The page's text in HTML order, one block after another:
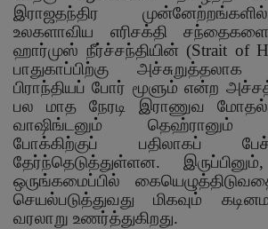
இராஜதந்திர
உலகளாவிய எரிசக்தி
ஹார்முஸ் நீர்ச்சந்தியின் (Strait of
பாதுகாப்பிற்கு அச்சுறுத்தலாக
பிராந்தியப் போர் மூளும் என்ற
பல மாத நேரடி இராணுவ
வாஷிங்டனும் தெஹ்ரானும்
போக்கிற்குப் பதிலாகப்
தேர்ந்தெடுத்துள்ளன. இருப்பினும்
ஒருங்கமைப்பில்
செயல்படுத்துவது மிகவும்
வரலாறு உணர்த்துகிறது.